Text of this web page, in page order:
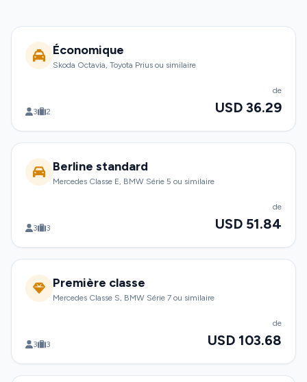
Économique
Skoda Octavia, Toyota Prius ou similaire
3 2
de
USD 36.29
Berline standard
Mercedes Classe E, BMW Série 5 ou similaire
3 3
de
USD 51.84
Première classe
Mercedes Classe S, BMW Série 7 ou similaire
3 3
de
USD 103.68